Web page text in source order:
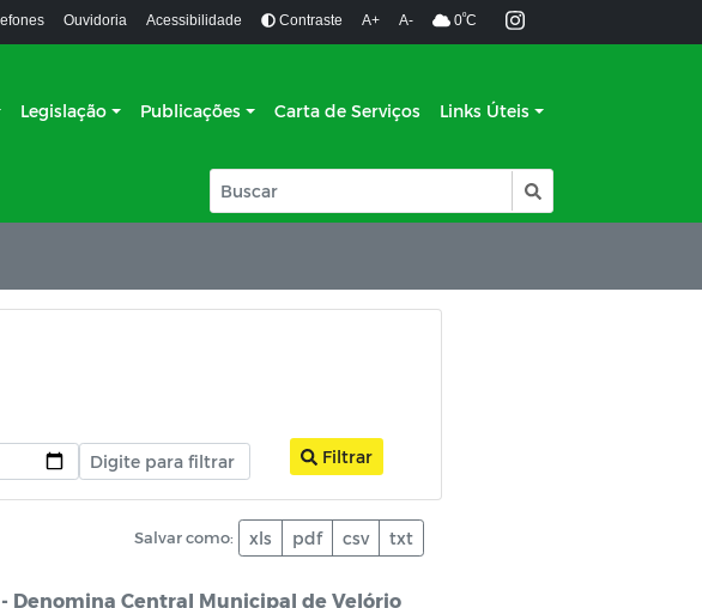
Ouvidoria Acessibilidade Contraste A+ A- 0ºC
Legislação Publicações Carta de Serviços Links Úteis
Filtrar
Salvar como: xls pdf csv txt
- Denomina Central Municipal de Velório